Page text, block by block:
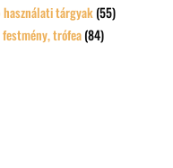
tárgyak (55)
trófea (84)